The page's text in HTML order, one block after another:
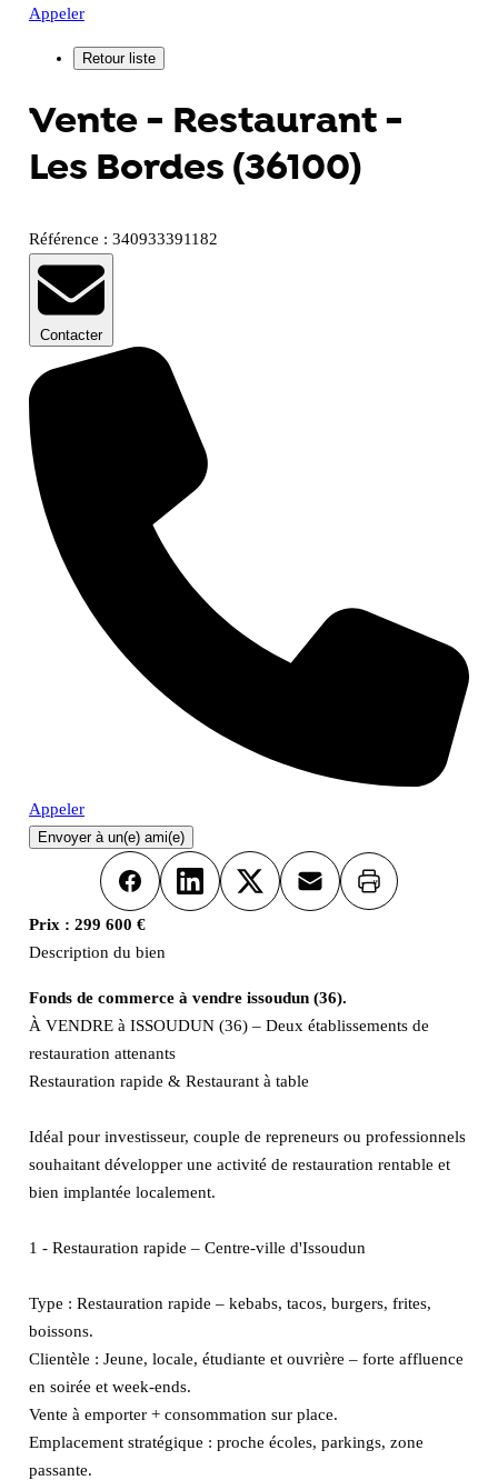
Appeler
Vente - Restaurant -
Les Bordes (36100)
Référence : 340933391182
Contacter
Appeler
Envoyer à un(e) ami(e)
FacebookLinkedInX Email Imprimer
Prix : 299 600 €
Description du bien
Fonds de commerce à vendre issoudun (36).
À VENDRE à ISSOUDUN (36) – Deux établissements de
restauration attenants
Restauration rapide & Restaurant à table
Idéal pour investisseur, couple de repreneurs ou professionnels
souhaitant développer une activité de restauration rentable et
bien implantée localement.
1 - Restauration rapide – Centre-ville d'Issoudun
Type : Restauration rapide – kebabs, tacos, burgers, frites,
boissons.
Clientèle : Jeune, locale, étudiante et ouvrière – forte affluence
en soirée et week-ends.
Vente à emporter + consommation sur place.
Emplacement stratégique : proche écoles, parkings, zone
passante.